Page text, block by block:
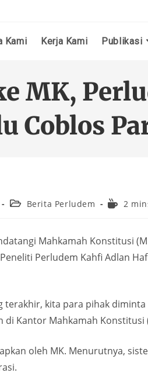
Kami Kerja Kami Publikasi
MK,
Coblos
Berita Perludem 2
Mahkamah Konstitusi
Perludem Kahfi Adlan
terakhir, kita para pihak
Kantor Mahkamah Konstitusi
oleh MK. Menurutnya,